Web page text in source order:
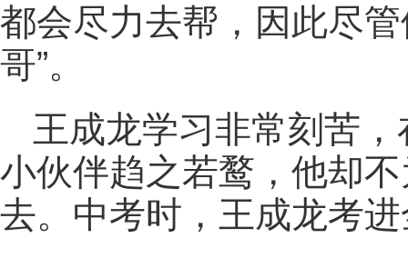
都会尽力去帮，因此尽
哥”。
王成龙学习非常刻苦
小伙伴趋之若鹜，他却
去。中考时，王成龙考